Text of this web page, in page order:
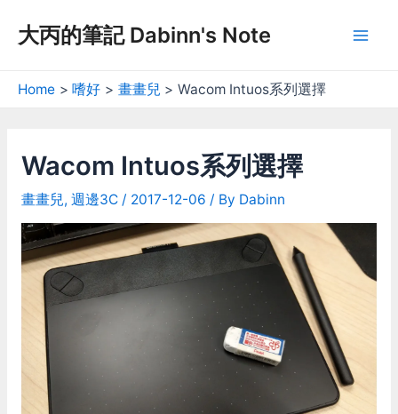
大丙的筆記 Dabinn's Note
Home 嗜好 畫畫兒 Wacom Intuos系列選擇
Wacom Intuos系列選擇
畫畫兒, 週邊3C/ 2017-12-06 / By Dabinn